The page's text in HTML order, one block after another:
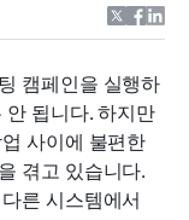
캠페인을 실행하
됩니다. 하지만
사이에 불편한
겪고 있습니다.
른 시스템에서
위한 필수 기능
시스템
어난 이유